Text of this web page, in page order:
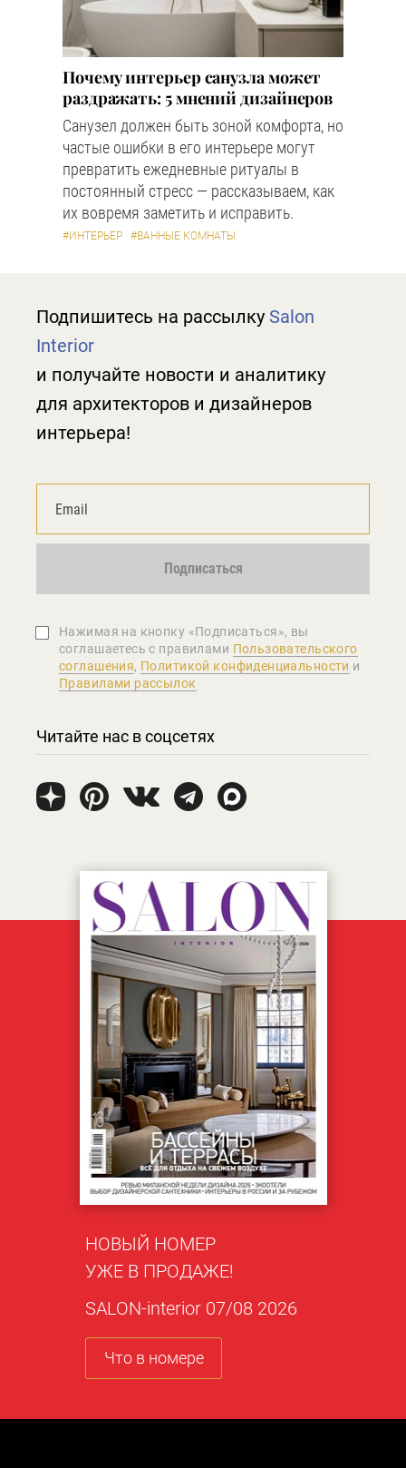
Почему интерьер санузла может
раздражать: 5 мнений дизайнеров
Санузел должен быть зоной комфорта, но
частые ошибки в его интерьере могут
превратить ежедневные ритуалы в
постоянный стресс — рассказываем, как
их вовремя заметить и исправить.
#ИНТЕРЬЕР #ВАННЫЕ КОМНАТЫ
Подпишитесь на рассылку Salon
Interior
и получайте новости и аналитику
для архитекторов и дизайнеров
интерьера!
Подписаться
Нажимая на кнопку «Подписаться», вы
соглашаетеcь с правилами Пользовательского
соглашения, Политикой конфиденциальности и
Правилами рассылок
Читайте нас в соцсетях
НОВЫЙ НОМЕР
УЖЕ В ПРОДАЖЕ!
SALON-interior 07/08 2026
Что в номере